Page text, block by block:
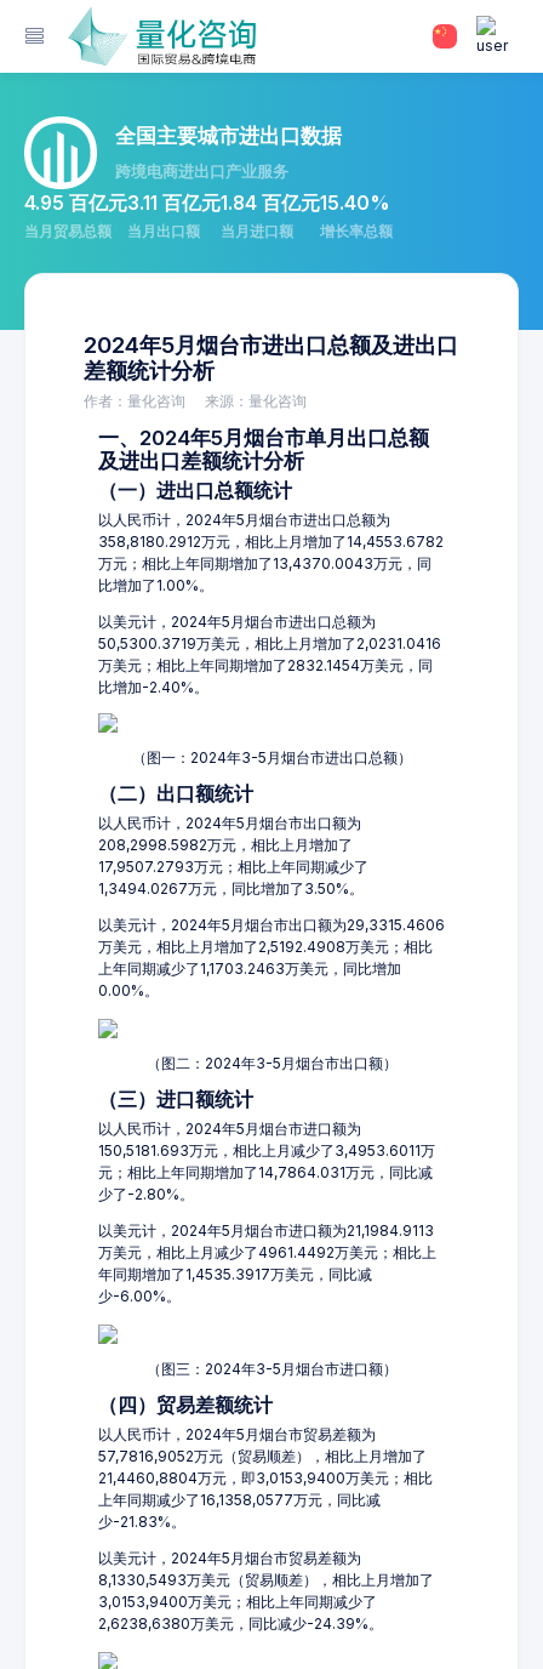
全国主要城市进出口数据
跨境电商进出口产业服务
4.95 百亿元
当月贸易总额
3.11 百亿元
当月出口额
1.84 百亿元
当月进口额
15.40%
增长率总额
2024年5月烟台市进出口总额及进出口
差额统计分析
作者：量化咨询 来源：量化咨询
一、2024年5月烟台市单月出口总额
及进出口差额统计分析
（一）进出口总额统计
以人民币计，2024年5月烟台市进出口总额为
358,8180.2912万元，相比上月增加了14,4553.6782
万元；相比上年同期增加了13,4370.0043万元，同
比增加了1.00%。
以美元计，2024年5月烟台市进出口总额为
50,5300.3719万美元，相比上月增加了2,0231.0416
万美元；相比上年同期增加了2832.1454万美元，同
比增加-2.40%。
（图一：2024年3-5月烟台市进出口总额）
（二）出口额统计
以人民币计，2024年5月烟台市出口额为
208,2998.5982万元，相比上月增加了
17,9507.2793万元；相比上年同期减少了
1,3494.0267万元，同比增加了3.50%。
以美元计，2024年5月烟台市出口额为29,3315.4606
万美元，相比上月增加了2,5192.4908万美元；相比
上年同期减少了1,1703.2463万美元，同比增加
0.00%。
（图二：2024年3-5月烟台市出口额）
（三）进口额统计
以人民币计，2024年5月烟台市进口额为
150,5181.693万元，相比上月减少了3,4953.6011万
元；相比上年同期增加了14,7864.031万元，同比减
少了-2.80%。
以美元计，2024年5月烟台市进口额为21,1984.9113
万美元，相比上月减少了4961.4492万美元；相比上
年同期增加了1,4535.3917万美元，同比减
少-6.00%。
（图三：2024年3-5月烟台市进口额）
（四）贸易差额统计
以人民币计，2024年5月烟台市贸易差额为
57,7816,9052万元（贸易顺差），相比上月增加了
21,4460,8804万元，即3,0153,9400万美元；相比
上年同期减少了16,1358,0577万元，同比减
少-21.83%。
以美元计，2024年5月烟台市贸易差额为
8,1330,5493万美元（贸易顺差），相比上月增加了
3,0153,9400万美元；相比上年同期减少了
2,6238,6380万美元，同比减少-24.39%。